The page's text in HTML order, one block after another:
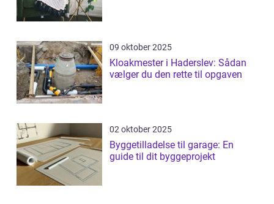
09 oktober 2025
Kloakmester i Haderslev: Sådan
vælger du den rette til opgaven
02 oktober 2025
Byggetilladelse til garage: En
guide til dit byggeprojekt